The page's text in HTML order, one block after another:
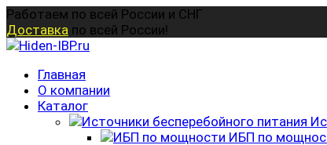
Перейти
к
содержанию
Работаем по всей России и СНГ
Доставка по всей России!
Главная
О компании
Каталог
ИБП по